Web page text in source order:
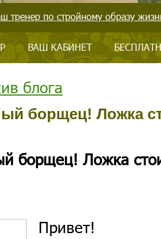
тренер по стройному образу
ВАШ КАБИНЕТ
блога
борщец! Ложка
борщец! Ложка
Привет!